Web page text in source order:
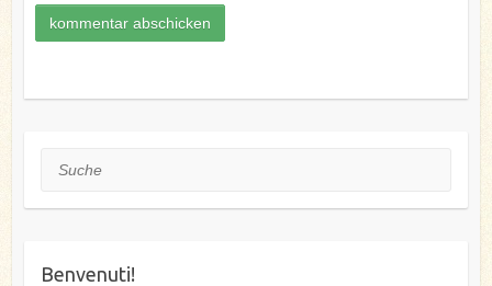
Suche
Benvenuti!